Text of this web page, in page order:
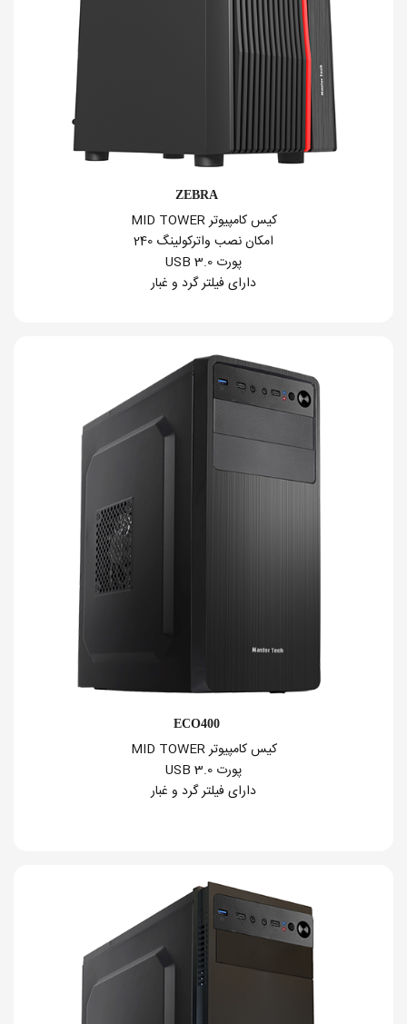
ZEBRA
کیس کامپیوتر MID TOWER
امکان نصب واترکولینگ 240
پورت USB 3.0
دارای فیلتر گرد و غبار
ECO400
کیس کامپیوتر MID TOWER
پورت USB 3.0
دارای فیلتر گرد و غبار